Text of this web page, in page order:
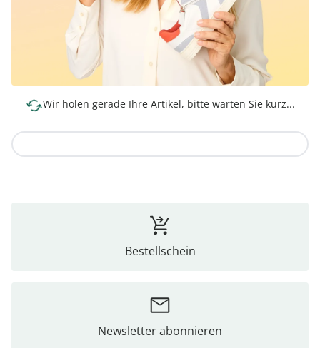
Wir holen gerade Ihre Artikel, bitte warten Sie kurz...
Bestellschein
Newsletter abonnieren